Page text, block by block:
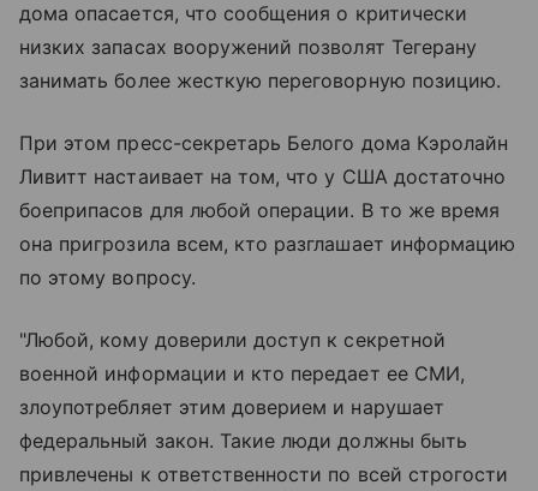
дома опасается, что сообщения о критически
низких запасах вооружений позволят Тегерану
занимать более жесткую переговорную позицию.
При этом пресс-секретарь Белого дома Кэролайн
Ливитт настаивает на том, что у США достаточно
боеприпасов для любой операции. В то же время
она пригрозила всем, кто разглашает информацию
по этому вопросу.
"Любой, кому доверили доступ к секретной
военной информации и кто передает ее СМИ,
злоупотребляет этим доверием и нарушает
федеральный закон. Такие люди должны быть
привлечены к ответственности по всей строгости